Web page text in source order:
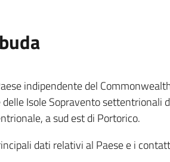
indipendente del
Isole Sopravento settentrionali
a sud est di Portorico.
dati relativi al Paese e i